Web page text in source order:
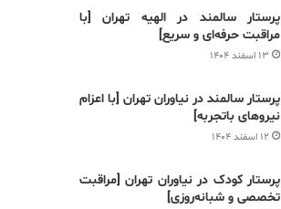
پرستار سالمند در الهیه تهران [با
مراقبت حرفه‌ای و سریع]
۱۳ اسفند ۱۴۰۴
پرستار سالمند در نیاوران تهران [با اعزام
نیروهای باتجربه]
۱۲ اسفند ۱۴۰۴
پرستار کودک در نیاوران تهران [مراقبت
تخصصی و شبانه‌روزی]